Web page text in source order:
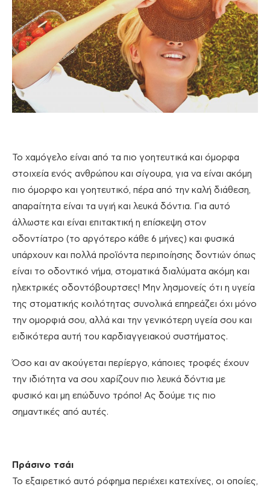
Το χαμόγελο είναι από τα πιο γοητευτικά και όμορφα
στοιχεία ενός ανθρώπου και σίγουρα, για να είναι ακόμη
πιο όμορφο και γοητευτικό, πέρα από την καλή διάθεση,
απαραίτητα είναι τα υγιή και λευκά δόντια. Για αυτό
άλλωστε και είναι επιτακτική η επίσκεψη στον
οδοντίατρο (το αργότερο κάθε 6 μήνες) και φυσικά
υπάρχουν και πολλά προϊόντα περιποίησης δοντιών όπως
είναι το οδοντικό νήμα, στοματικά διαλύματα ακόμη και
ηλεκτρικές οδοντόβουρτσες! Μην λησμονείς ότι η υγεία
της στοματικής κοιλότητας συνολικά επηρεάζει όχι μόνο
την ομορφιά σου, αλλά και την γενικότερη υγεία σου και
ειδικότερα αυτή του καρδιαγγειακού συστήματος.
Όσο και αν ακούγεται περίεργο, κάποιες τροφές έχουν
την ιδιότητα να σου χαρίζουν πιο λευκά δόντια με
φυσικό και μη επώδυνο τρόπο! Ας δούμε τις πιο
σημαντικές από αυτές.
Πράσινο τσάι
Το εξαιρετικό αυτό ρόφημα περιέχει κατεχίνες, οι οποίες,